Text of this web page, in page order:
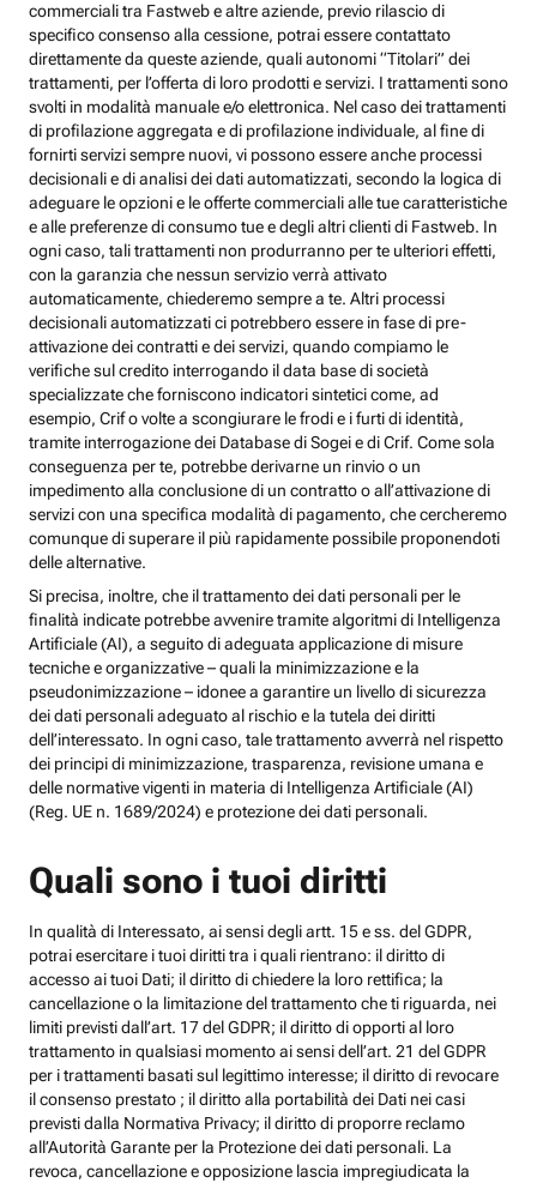
commerciali tra Fastweb e altre aziende, previo rilascio di
specifico consenso alla cessione, potrai essere contattato
direttamente da queste aziende, quali autonomi “Titolari” dei
trattamenti, per l’offerta di loro prodotti e servizi. I trattamenti sono
svolti in modalità manuale e/o elettronica. Nel caso dei trattamenti
di profilazione aggregata e di profilazione individuale, al fine di
fornirti servizi sempre nuovi, vi possono essere anche processi
decisionali e di analisi dei dati automatizzati, secondo la logica di
adeguare le opzioni e le offerte commerciali alle tue caratteristiche
e alle preferenze di consumo tue e degli altri clienti di Fastweb. In
ogni caso, tali trattamenti non produrranno per te ulteriori effetti,
con la garanzia che nessun servizio verrà attivato
automaticamente, chiederemo sempre a te. Altri processi
decisionali automatizzati ci potrebbero essere in fase di pre-
attivazione dei contratti e dei servizi, quando compiamo le
verifiche sul credito interrogando il data base di società
specializzate che forniscono indicatori sintetici come, ad
esempio, Crif o volte a scongiurare le frodi e i furti di identità,
tramite interrogazione dei Database di Sogei e di Crif. Come sola
conseguenza per te, potrebbe derivarne un rinvio o un
impedimento alla conclusione di un contratto o all’attivazione di
servizi con una specifica modalità di pagamento, che cercheremo
comunque di superare il più rapidamente possibile proponendoti
delle alternative.
Si precisa, inoltre, che il trattamento dei dati personali per le
finalità indicate potrebbe avvenire tramite algoritmi di Intelligenza
Artificiale (AI), a seguito di adeguata applicazione di misure
tecniche e organizzative – quali la minimizzazione e la
pseudonimizzazione – idonee a garantire un livello di sicurezza
dei dati personali adeguato al rischio e la tutela dei diritti
dell’interessato. In ogni caso, tale trattamento avverrà nel rispetto
dei principi di minimizzazione, trasparenza, revisione umana e
delle normative vigenti in materia di Intelligenza Artificiale (AI)
(Reg. UE n. 1689/2024) e protezione dei dati personali.
Quali sono i tuoi diritti
In qualità di Interessato, ai sensi degli artt. 15 e ss. del GDPR,
potrai esercitare i tuoi diritti tra i quali rientrano: il diritto di
accesso ai tuoi Dati; il diritto di chiedere la loro rettifica; la
cancellazione o la limitazione del trattamento che ti riguarda, nei
limiti previsti dall’art. 17 del GDPR; il diritto di opporti al loro
trattamento in qualsiasi momento ai sensi dell’art. 21 del GDPR
per i trattamenti basati sul legittimo interesse; il diritto di revocare
il consenso prestato ; il diritto alla portabilità dei Dati nei casi
previsti dalla Normativa Privacy; il diritto di proporre reclamo
all’Autorità Garante per la Protezione dei dati personali. La
revoca, cancellazione e opposizione lascia impregiudicata la